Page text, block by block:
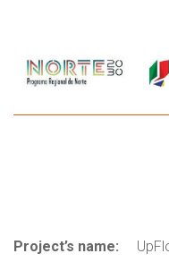
Project’s name: